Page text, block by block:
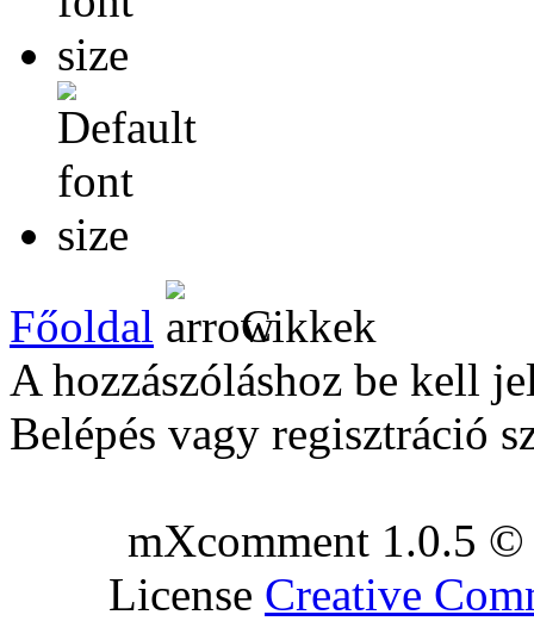
Főoldal
Cikkek
A hozzászóláshoz be kell
Belépés vagy regisztráció
mXcomment 1.0.5
License Creative